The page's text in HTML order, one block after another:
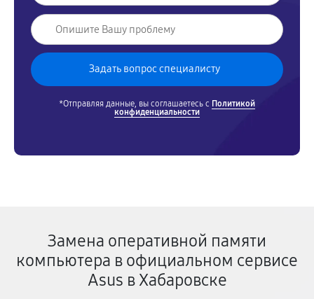
*Отправляя данные, вы соглашаетесь с Политикой
конфиденциальности
Замена оперативной памяти
компьютера в официальном сервисе
Asus в Хабаровске